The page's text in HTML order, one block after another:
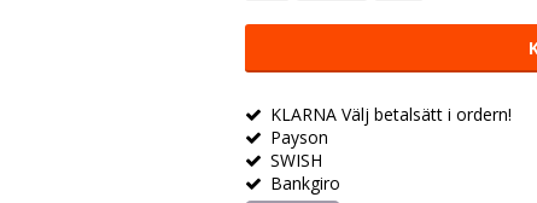
KLARNA Välj betalsätt i ordern!
Payson
SWISH
Bankgiro